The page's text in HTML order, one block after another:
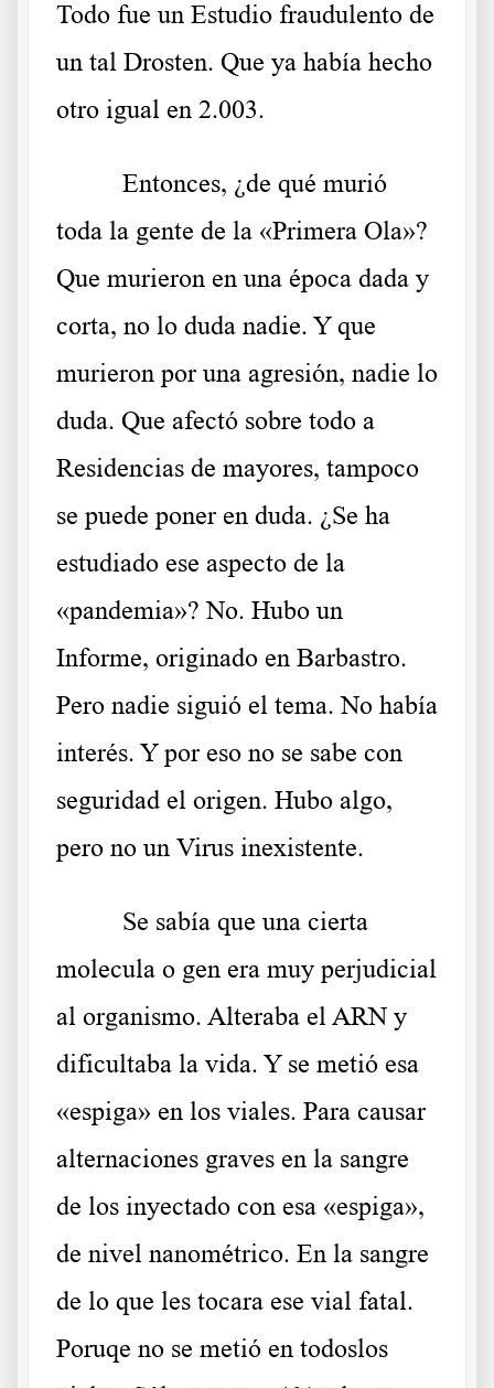
Todo fue un Estudio fraudulento de
un tal Drosten. Que ya había hecho
otro igual en 2.003.
Entonces, ¿de qué murió
toda la gente de la «Primera Ola»?
Que murieron en una época dada y
corta, no lo duda nadie. Y que
murieron por una agresión, nadie lo
duda. Que afectó sobre todo a
Residencias de mayores, tampoco
se puede poner en duda. ¿Se ha
estudiado ese aspecto de la
«pandemia»? No. Hubo un
Informe, originado en Barbastro.
Pero nadie siguió el tema. No había
interés. Y por eso no se sabe con
seguridad el origen. Hubo algo,
pero no un Virus inexistente.
Se sabía que una cierta
molecula o gen era muy perjudicial
al organismo. Alteraba el ARN y
dificultaba la vida. Y se metió esa
«espiga» en los viales. Para causar
alternaciones graves en la sangre
de los inyectado con esa «espiga»,
de nivel nanométrico. En la sangre
de lo que les tocara ese vial fatal.
Poruqe no se metió en todoslos